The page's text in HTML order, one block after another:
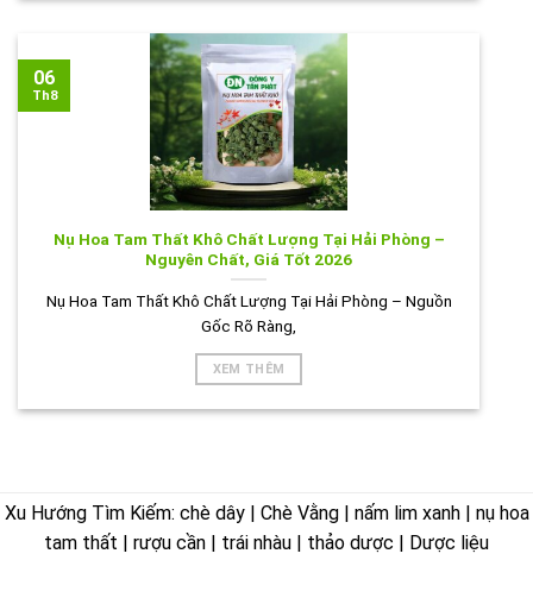
Nụ Hoa Tam Thất Khô Chất Lượng Tại Hải Phòng –
Nguyên Chất, Giá Tốt 2026
Nụ Hoa Tam Thất Khô Chất Lượng Tại Hải Phòng – Nguồn
Gốc Rõ Ràng,
XEM THÊM
06
Th8
Xu Hướng Tìm Kiếm: chè dây | Chè Vằng | nấm lim xanh | nụ hoa
tam thất | rượu cần | trái nhàu | thảo dược | Dược liệu